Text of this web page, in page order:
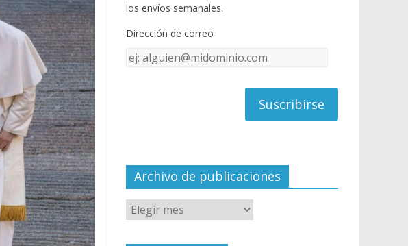
o
k e
C
el
los envíos semanales.
Dirección de correo
Dirección
Archivo de publicaciones